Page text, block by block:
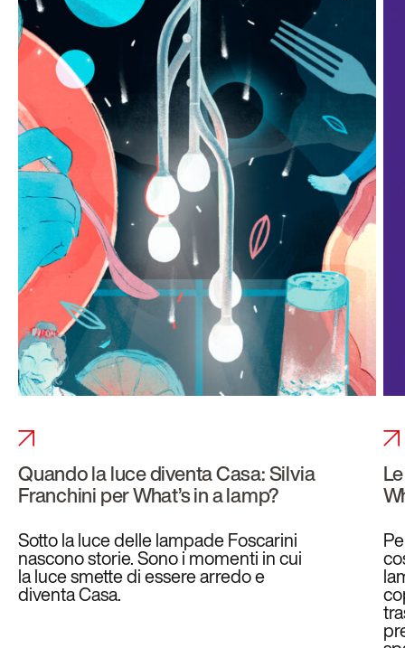
Quando la luce diventa Casa: Silvia
Franchini per What’s in a lamp?
Sotto la luce delle lampade Foscarini
nascono storie. Sono i momenti in cui
la luce smette di essere arredo e
diventa Casa.